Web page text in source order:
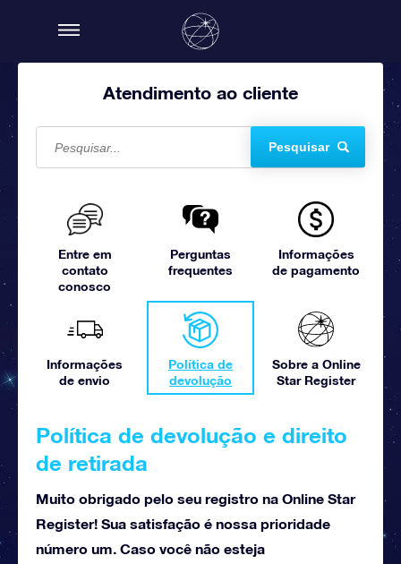
Atendimento ao cliente
Pesquisar
Entre em
contato
conosco
Perguntas
frequentes
Informações
de pagamento
Informações
de envio
Política de
devolução
Sobre a Online
Star Register
Política de devolução e direito
de retirada
Muito obrigado pelo seu registro na Online Star
Register! Sua satisfação é nossa prioridade
número um. Caso você não esteja